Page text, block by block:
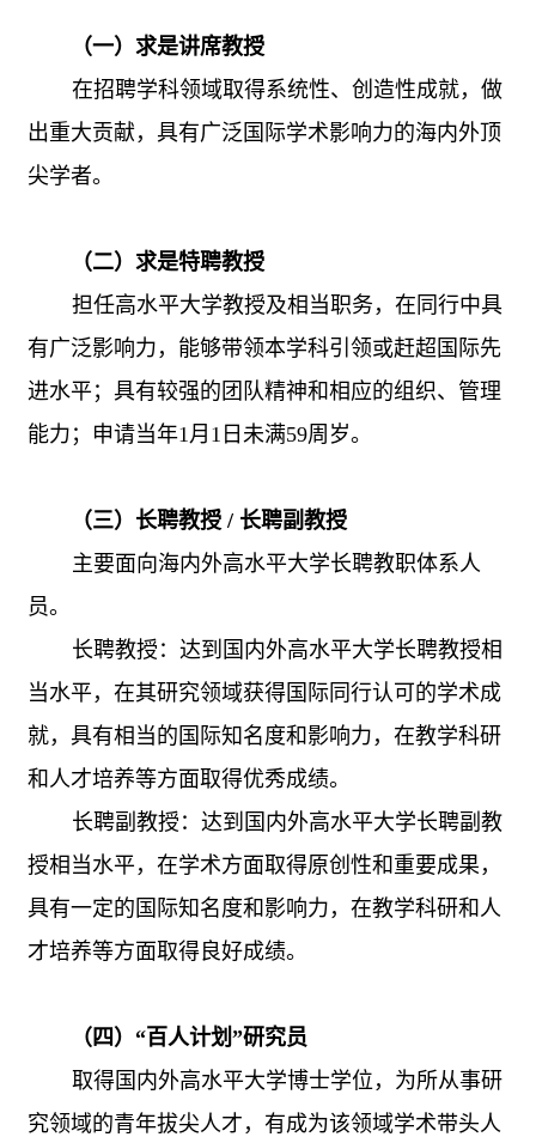
（一）求是讲席教授
在招聘学科领域取得系统性、创造性成就，做
出重大贡献，具有广泛国际学术影响力的海内外顶
尖学者。
（二）求是特聘教授
担任高水平大学教授及相当职务，在同行中具
有广泛影响力，能够带领本学科引领或赶超国际先
进水平；具有较强的团队精神和相应的组织、管理
能力；申请当年1月 1 日未满59周岁。
（三）长聘教授 / 长聘副教授
主要面向海内外高水平大学长聘教职体系人
员。
长聘教授：达到国内外高水平大学长聘教授相
当水平，在其研究领域获得国际同行认可的学术成
就，具有相当的国际知名度和影响力，在教学科研
和人才培养等方面取得优秀成绩。
长聘副教授：达到国内外高水平大学长聘副教
授相当水平，在学术方面取得原创性和重要成果，
具有一定的国际知名度和影响力，在教学科研和人
才培养等方面取得良好成绩。
（四）“百人计划”研究员
取得国内外高水平大学博士学位，为所从事研
究领域的青年拔尖人才，有成为该领域学术带头人